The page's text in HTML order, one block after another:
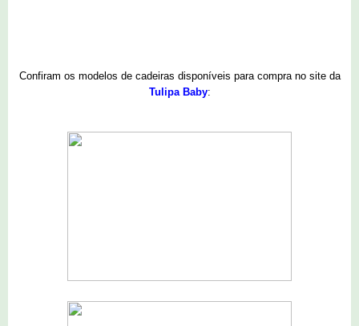
Confiram os modelos de cadeiras disponíveis para compra no site da
Tulipa Baby: